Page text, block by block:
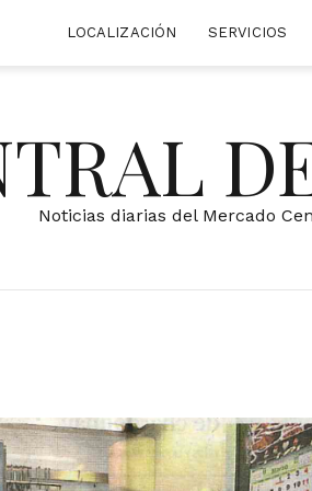
LOCALIZACIÓN SERVICIOS
Noticias diarias del Mercado